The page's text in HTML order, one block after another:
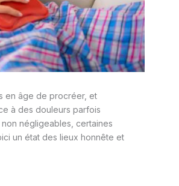
en âge de procréer, et
à des douleurs parfois
négligeables, certaines
un état des lieux honnête et